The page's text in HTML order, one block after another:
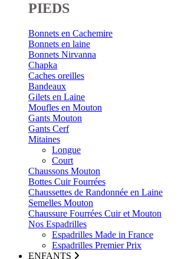
PIEDS
Bonnets en Cachemire
Bonnets en laine
Bonnets Nirvanna
Chapka
Caches oreilles
Bandeaux
Gilets en Laine
Moufles en Mouton
Gants Mouton
Gants Cerf
Mitaines
Longue
Court
Chaussons Mouton
Bottes Cuir Fourrées
Chaussettes de Randonnée en Laine
Semelles Mouton
Chaussure Fourrées Cuir et Mouton
Nos Espadrilles
Espadrilles Made in France
Espadrilles Premier Prix
ENFANTS